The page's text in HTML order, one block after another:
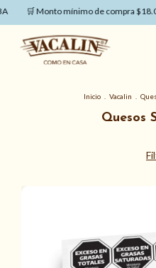
🛒 Monto mínimo de compra $18.000
Inicio Vacalin
Quesos